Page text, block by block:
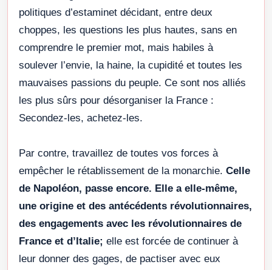
politiques d’estaminet décidant, entre deux
choppes, les questions les plus hautes, sans en
comprendre le premier mot, mais habiles à
soulever l’envie, la haine, la cupidité et toutes les
mauvaises passions du peuple. Ce sont nos alliés
les plus sûrs pour désorganiser la France :
Secondez-les, achetez-les.
Par contre, travaillez de toutes vos forces à
empêcher le rétablissement de la monarchie. Celle
de Napoléon, passe encore. Elle a elle-même,
une origine et des antécédents révolutionnaires,
des engagements avec les révolutionnaires de
France et d’Italie; elle est forcée de continuer à
leur donner des gages, de pactiser avec eux